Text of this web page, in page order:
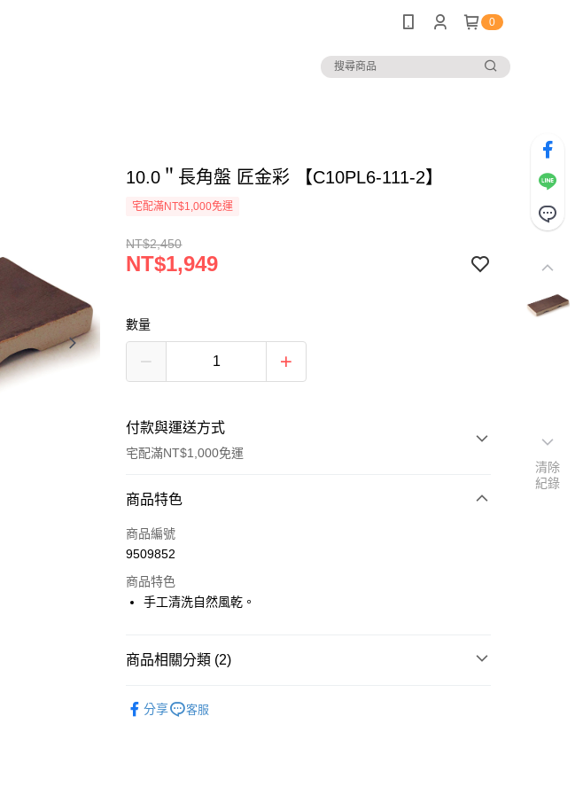
0
10.0＂長角盤 匠金彩 【C10PL6-111-2】
宅配滿NT$1,000免運
NT$2,450
NT$1,949
數量
付款與運送方式
宅配滿NT$1,000免運
付款方式
信用卡一次付款
Apple Pay
悠遊付
商品特色
商品編號
9509852
商品特色
手工清洗自然風乾。
商品相關分類 (2)
分享 客服
清除
紀錄